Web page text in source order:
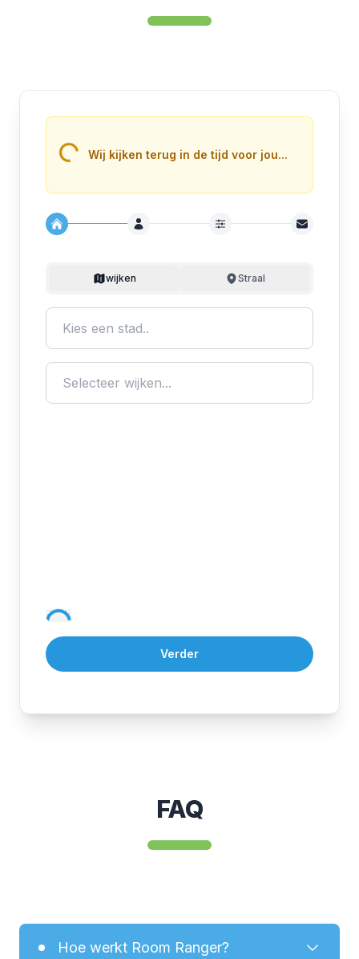
Loading... Wij kijken terug in de tijd voor jou...
wijken Straal
Verder
FAQ
Hoe werkt Room Ranger?